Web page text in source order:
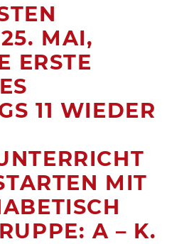
MAI,
ERSTE
11 WIEDER
MIT
A – K.